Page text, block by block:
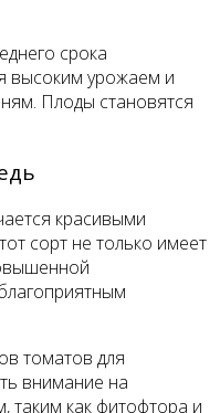
срока
высоким урожаем и
Плоды становятся
красивыми
сорт не только имеет
томатов для
внимание на
таким как фитофтора и